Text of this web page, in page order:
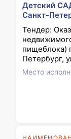
Детский
Санкт-
Тендер:
пищеблока)
Петербург,
Место